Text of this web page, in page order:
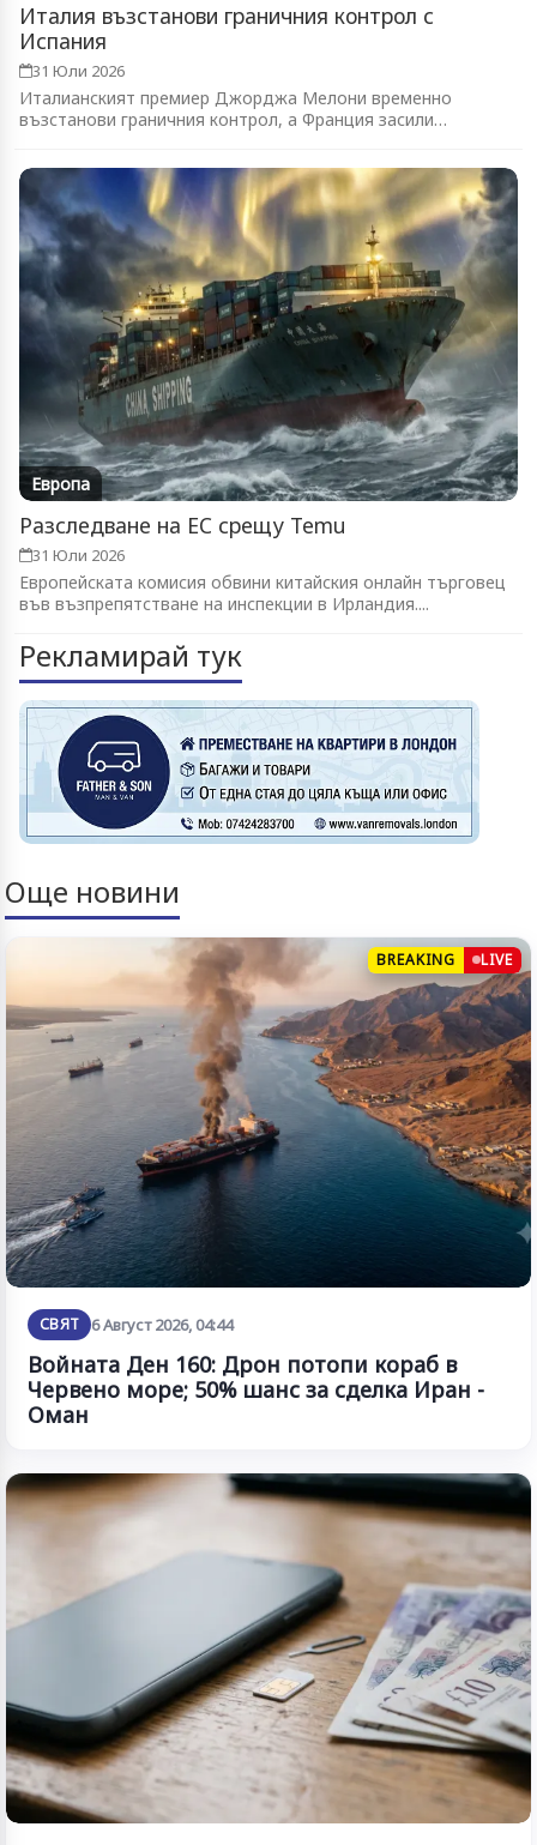
Италия възстанови граничния контрол с
Испания
31 Юли 2026
Италианският премиер Джорджа Мелони временно
възстанови граничния контрол, а Франция засили
Европа
Разследване на ЕС срещу Temu
31 Юли 2026
Европейската комисия обвини китайския онлайн търговец
във възпрепятстване на инспекции в Ирландия....
Рекламирай тук
Още новини
BREAKING LIVE
СВЯТ 6 Август 2026, 04:44
Войната Ден 160: Дрон потопи кораб в
Червено море; 50% шанс за сделка Иран -
Оман